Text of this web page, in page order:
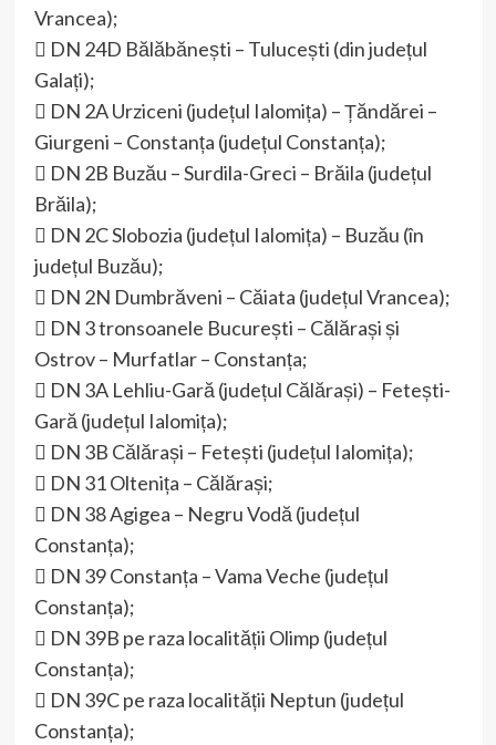
Vrancea);
 DN 24D Bălăbănești – Tulucești (din județul
Galați);
 DN 2A Urziceni (județul Ialomița) – Țăndărei –
Giurgeni – Constanța (județul Constanța);
 DN 2B Buzău – Surdila-Greci – Brăila (județul
Brăila);
 DN 2C Slobozia (județul Ialomița) – Buzău (în
județul Buzău);
 DN 2N Dumbrăveni – Căiata (județul Vrancea);
 DN 3 tronsoanele București – Călărași și
Ostrov – Murfatlar – Constanța;
 DN 3A Lehliu-Gară (județul Călărași) – Fetești-
Gară (județul Ialomița);
 DN 3B Călărași – Fetești (județul Ialomița);
 DN 31 Oltenița – Călărași;
 DN 38 Agigea – Negru Vodă (județul
Constanța);
 DN 39 Constanța – Vama Veche (județul
Constanța);
 DN 39B pe raza localității Olimp (județul
Constanța);
 DN 39C pe raza localității Neptun (județul
Constanța);